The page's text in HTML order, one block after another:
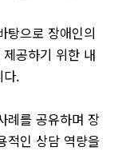
탕으로 장애인의
공하기 위한 내
다.
례를 공유하며 장
적인 상담 역량을